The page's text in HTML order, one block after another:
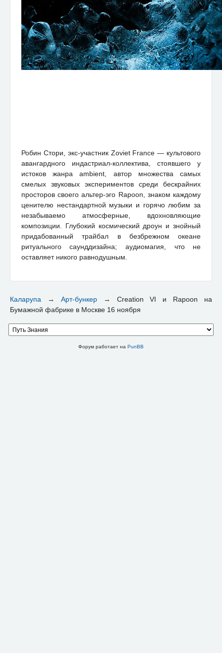
Робин Стори, экс-участник Zoviet France — культового
авангардного индастриал-коллектива, стоявшего у
истоков жанра ambient, автор множества самых
смелых звуковых экспериментов среди бескрайних
просторов своего альтер-эго Rapoon, знаком каждому
ценителю нестандартной музыки и горячо любим за
незабываемо атмосферные, вдохновляющие
композиции. Глубокий космический дроун и знойный
придабованный трайбал в безбрежном океане
ритуального саунддизайна; аудиомагия, что не
оставляет никого равнодушным.
Каларупа → Арт-бункер → Creation VI и Rapoon на
Бумажной фабрике в Москве 16 ноября
Форум работает на PunBB